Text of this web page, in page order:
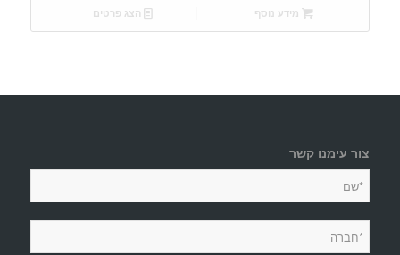
מידע נוסף הצג פרטים
צור עימנו קשר